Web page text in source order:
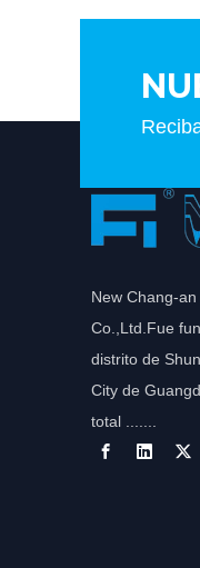
New Chang-
Co.,Ltd.Fue
distrito de
City de
total .......